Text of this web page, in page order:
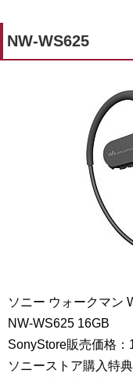
NW-WS625
ソニー ウォークマン
NW-WS625 16GB
SonyStore販売価格
ソニーストア購入特典